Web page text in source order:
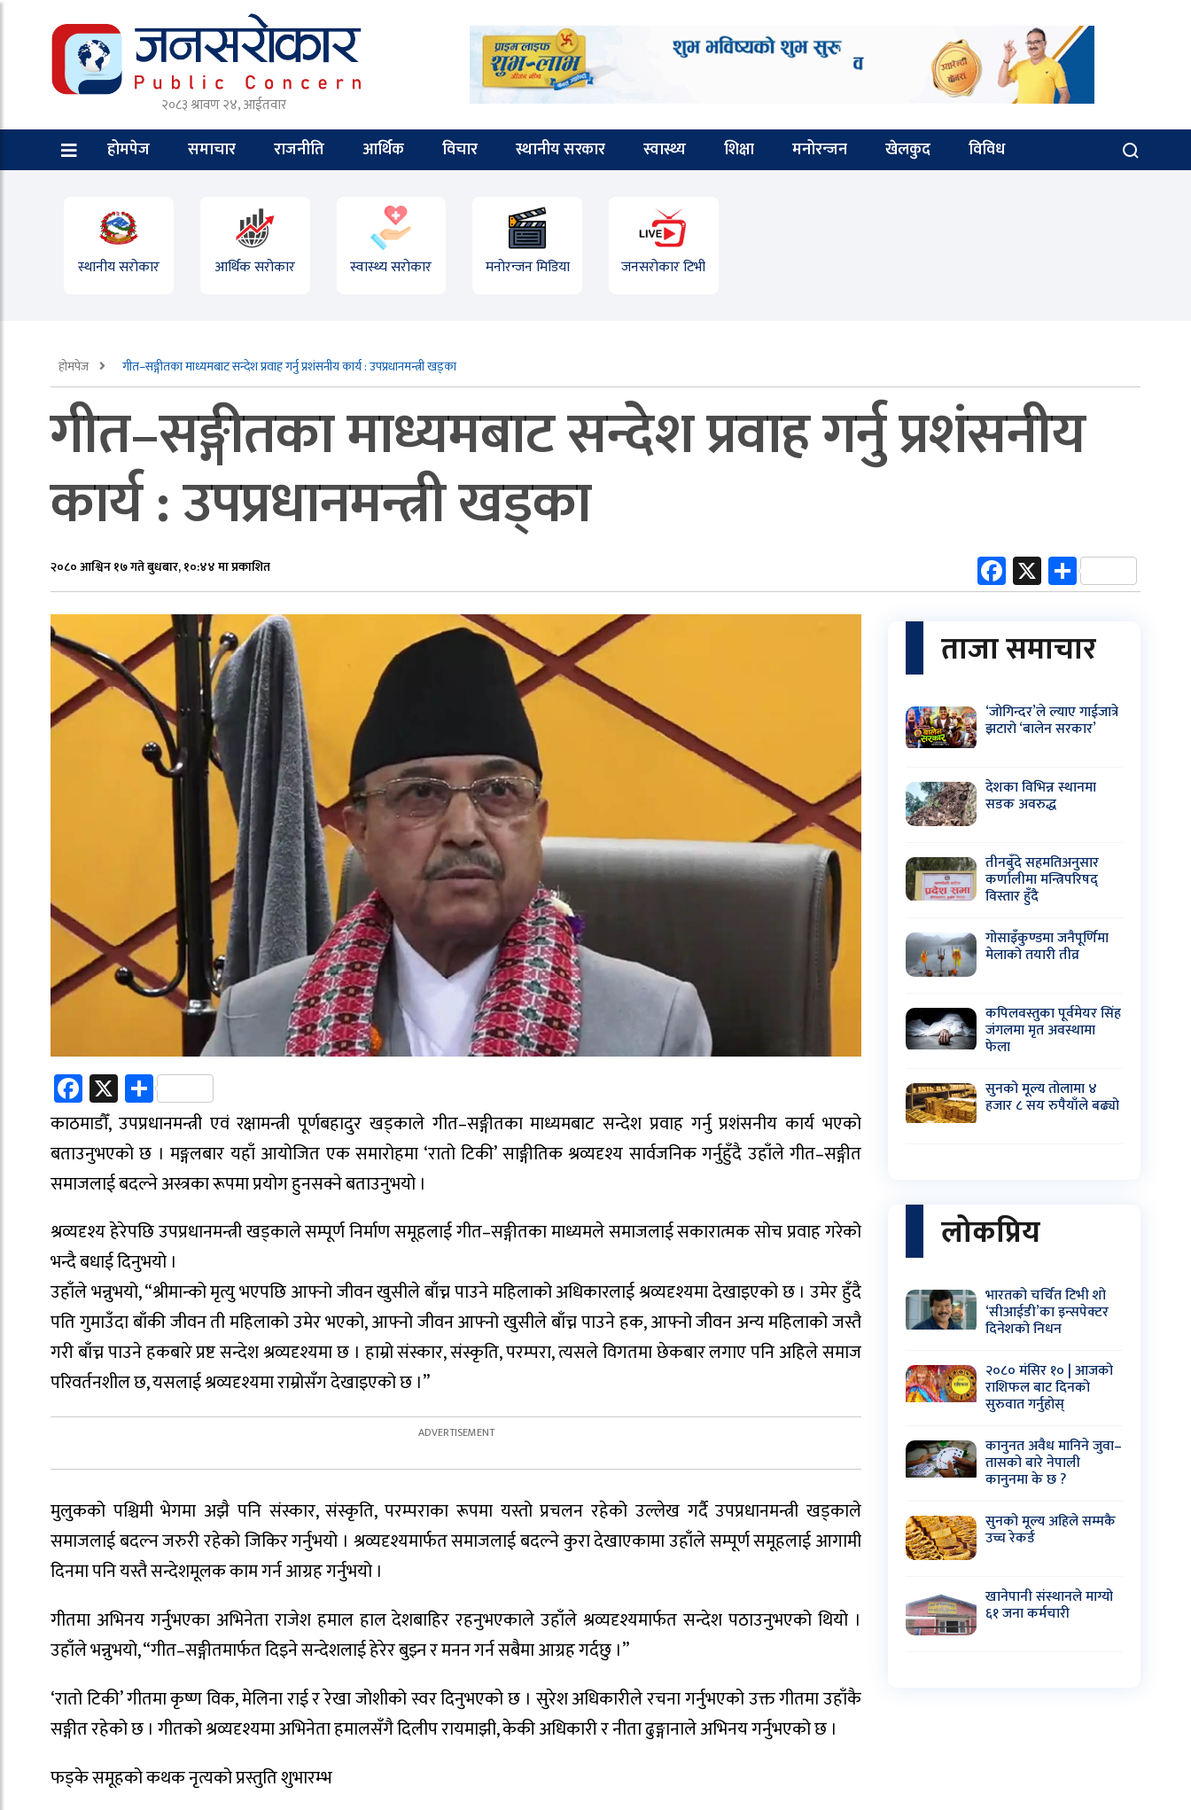
२०८३ श्रावण २४, आईतवार
होमपेज समाचार राजनीति आर्थिक विचार स्थानीय सरकार स्वास्थ्य शिक्षा मनोरन्जन खेलकुद विविध
स्थानीय सरोकार आर्थिक सरोकार स्वास्थ्य सरोकार मनोरन्जन मिडिया जनसरोकार टिभी
होमपेज गीत–सङ्गीतका माध्यमबाट सन्देश प्रवाह गर्नु प्रशंसनीय कार्य : उपप्रधानमन्त्री खड्का
गीत–सङ्गीतका माध्यमबाट सन्देश प्रवाह गर्नु प्रशंसनीय
कार्य : उपप्रधानमन्त्री खड्का
२०८० आश्विन १७ गते बुधबार, १०:४४ मा प्रकाशित Facebook
XShare
Facebook
X Share
काठमाडौँ, उपप्रधानमन्त्री एवं रक्षामन्त्री पूर्णबहादुर खड्काले गीत–सङ्गीतका माध्यमबाट सन्देश प्रवाह गर्नु प्रशंसनीय कार्य भएको
बताउनुभएको छ । मङ्गलबार यहाँ आयोजित एक समारोहमा ‘रातो टिकी’ साङ्गीतिक श्रव्यदृश्य सार्वजनिक गर्नुहुँदै उहाँले गीत–सङ्गीत
समाजलाई बदल्ने अस्त्रका रूपमा प्रयोग हुनसक्ने बताउनुभयो ।
श्रव्यदृश्य हेरेपछि उपप्रधानमन्त्री खड्काले सम्पूर्ण निर्माण समूहलाई गीत–सङ्गीतका माध्यमले समाजलाई सकारात्मक सोच प्रवाह गरेको
भन्दै बधाई दिनुभयो ।
उहाँले भन्नुभयो, “श्रीमान्को मृत्यु भएपछि आफ्नो जीवन खुसीले बाँच्न पाउने महिलाको अधिकारलाई श्रव्यदृश्यमा देखाइएको छ । उमेर हुँदै
पति गुमाउँदा बाँकी जीवन ती महिलाको उमेर भएको, आफ्नो जीवन आफ्नो खुसीले बाँच्न पाउने हक, आफ्नो जीवन अन्य महिलाको जस्तै
गरी बाँच्न पाउने हकबारे प्रष्ट सन्देश श्रव्यदृश्यमा छ । हाम्रो संस्कार, संस्कृति, परम्परा, त्यसले विगतमा छेकबार लगाए पनि अहिले समाज
परिवर्तनशील छ, यसलाई श्रव्यदृश्यमा राम्रोसँग देखाइएको छ ।”
मुलुकको पश्चिमी भेगमा अझै पनि संस्कार, संस्कृति, परम्पराका रूपमा यस्तो प्रचलन रहेको उल्लेख गर्दै उपप्रधानमन्त्री खड्काले
समाजलाई बदल्न जरुरी रहेको जिकिर गर्नुभयो । श्रव्यदृश्यमार्फत समाजलाई बदल्ने कुरा देखाएकामा उहाँले सम्पूर्ण समूहलाई आगामी
दिनमा पनि यस्तै सन्देशमूलक काम गर्न आग्रह गर्नुभयो ।
गीतमा अभिनय गर्नुभएका अभिनेता राजेश हमाल हाल देशबाहिर रहनुभएकाले उहाँले श्रव्यदृश्यमार्फत सन्देश पठाउनुभएको थियो ।
उहाँले भन्नुभयो, “गीत–सङ्गीतमार्फत दिइने सन्देशलाई हेरेर बुझ्न र मनन गर्न सबैमा आग्रह गर्दछु ।”
‘रातो टिकी’ गीतमा कृष्ण विक, मेलिना राई र रेखा जोशीको स्वर दिनुभएको छ । सुरेश अधिकारीले रचना गर्नुभएको उक्त गीतमा उहाँकै
सङ्गीत रहेको छ । गीतको श्रव्यदृश्यमा अभिनेता हमालसँगै दिलीप रायमाझी, केकी अधिकारी र नीता ढुङ्गानाले अभिनय गर्नुभएको छ ।
फड्के समूहको कथक नृत्यको प्रस्तुति शुभारम्भ
ताजा समाचार
‘जोगिन्दर’ले ल्याए गाईजात्रे
झटारो ‘बालेन सरकार’
देशका विभिन्न स्थानमा
सडक अवरुद्ध
तीनबुँदे सहमतिअनुसार
कर्णालीमा मन्त्रिपरिषद्
विस्तार हुँदै
गोसाइँकुण्डमा जनैपूर्णिमा
मेलाको तयारी तीव्र
कपिलवस्तुका पूर्वमेयर सिंह
जंगलमा मृत अवस्थामा
फेला
सुनको मूल्य तोलामा ४
हजार ८ सय रुपैयाँले बढ्यो
लोकप्रिय
भारतको चर्चित टिभी शो
‘सीआईडी’का इन्सपेक्टर
दिनेशको निधन
२०८० मंसिर १० | आजको
राशिफल बाट दिनको
सुरुवात गर्नुहोस्
कानुनत अवैध मानिने जुवा–
तासको बारे नेपाली
कानुनमा के छ ?
सुनको मूल्य अहिले सम्मकै
उच्च रेकर्ड
खानेपानी संस्थानले माग्यो
६१ जना कर्मचारी